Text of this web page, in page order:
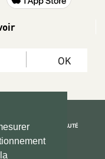
OK
REJOIGNEZ LA COMMUNAUTÉ